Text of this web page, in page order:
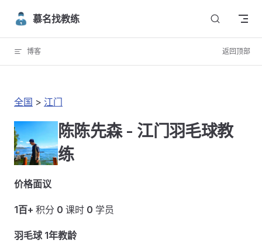
Skip to content
慕名找教练
博客 返回顶部
全国 > 江门
陈陈先森 - 江门羽毛球教
练
价格面议
1百+ 积分 0 课时 0 学员
羽毛球 1年教龄